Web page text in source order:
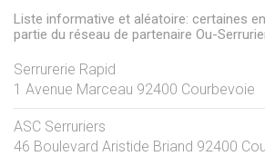
Liste informative et aléatoire: certaines
partie du réseau de partenaire Ou-
Serrurerie Rapid
1 Avenue Marceau 92400 Courbevoie
ASC Serruriers
46 Boulevard Aristide Briand 92400